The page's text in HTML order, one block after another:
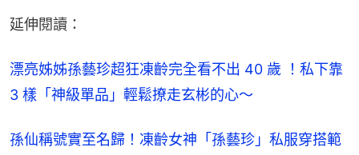
延伸閱讀：
漂亮姊姊孫藝珍超狂凍齡完全看不出 40 歲 ！私下靠
3 樣「神級單品」輕鬆撩走玄彬的心～
孫仙稱號實至名歸！凍齡女神「孫藝珍」私服穿搭範